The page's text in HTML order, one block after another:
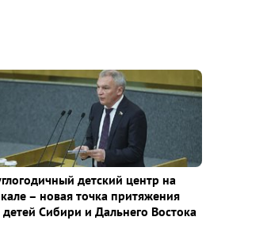
детский центр на
– новая точка притяжения
детей Сибири и Дальнего Востока